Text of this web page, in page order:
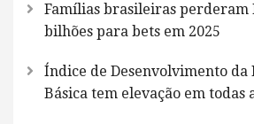
Famílias brasileiras perderam
bilhões para bets em 2025
Índice de Desenvolvimento da
Básica tem elevação em todas